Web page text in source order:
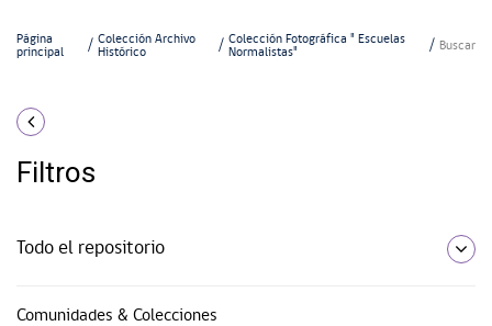
Página
principal
Colección Archivo
Histórico
Colección Fotográfica " Escuelas
Normalistas"
Buscar
Filtros
Todo el repositorio
Comunidades & Colecciones